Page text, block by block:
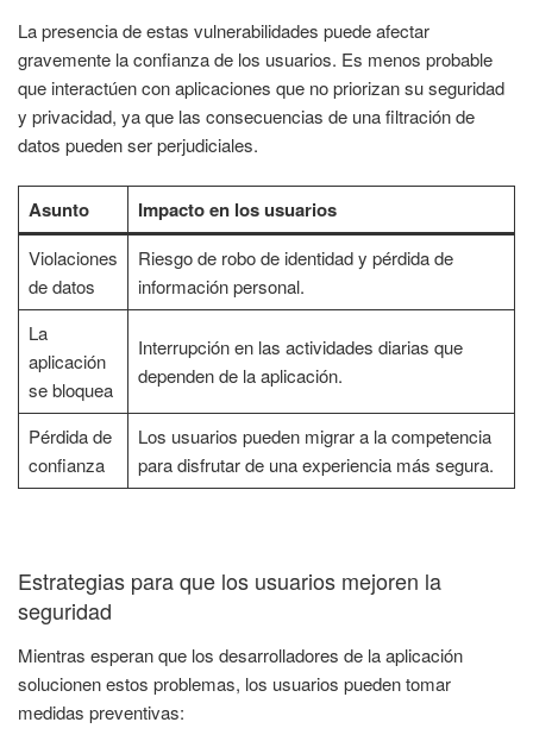
La presencia de estas vulnerabilidades puede afectar
gravemente la confianza de los usuarios. Es menos probable
que interactúen con aplicaciones que no priorizan su seguridad
y privacidad, ya que las consecuencias de una filtración de
datos pueden ser perjudiciales.
Asunto Impacto en los usuarios
Violaciones
de datos
Riesgo de robo de identidad y pérdida de
información personal.
La
aplicación
se bloquea
Interrupción en las actividades diarias que
dependen de la aplicación.
Pérdida de
confianza
Los usuarios pueden migrar a la competencia
para disfrutar de una experiencia más segura.
Estrategias para que los usuarios mejoren la
seguridad
Mientras esperan que los desarrolladores de la aplicación
solucionen estos problemas, los usuarios pueden tomar
medidas preventivas: